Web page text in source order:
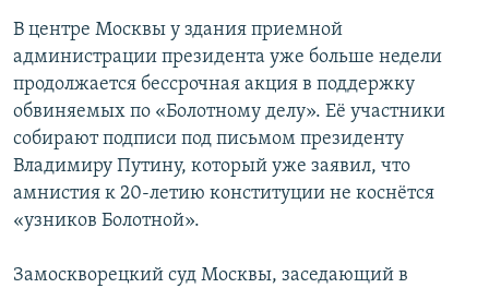
В центре Москвы у здания приемной
администрации президента уже больше недели
продолжается бессрочная акция в поддержку
обвиняемых по «Болотному делу». Её участники
собирают подписи под письмом президенту
Владимиру Путину, который уже заявил, что
амнистия к 20-летию конституции не коснётся
«узников Болотной».
Замоскворецкий суд Москвы, заседающий в